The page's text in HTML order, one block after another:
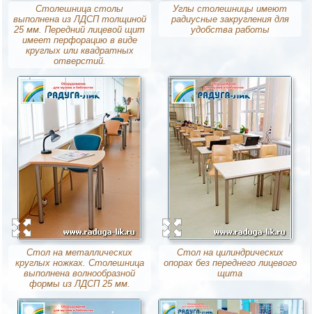
Столешница столы
выполнена из ЛДСП толщиной
25 мм. Передний лицевой щит
имеет перфорацию в виде
круглых или квадратных
отверстий.
Углы столешницы имеют
радиусные закругления для
удобства работы
Стол на металлических
круглых ножках. Столешница
выполнена волнообразной
формы из ЛДСП 25 мм.
Стол на цилиндрических
опорах без переднего лицевого
щита